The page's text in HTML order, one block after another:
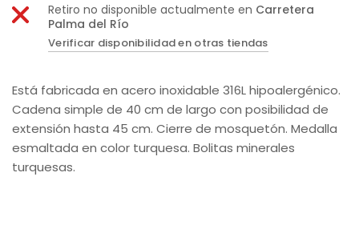
Retiro no disponible actualmente en Carretera
Palma del Río
Verificar disponibilidad en otras tiendas
Está fabricada en acero inoxidable 316L hipoalergénico.
Cadena simple de 40 cm de largo con posibilidad de
extensión hasta 45 cm. Cierre de mosquetón. Medalla
esmaltada en color turquesa. Bolitas minerales
turquesas.